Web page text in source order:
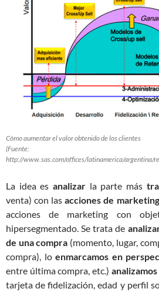
Cómo aumentar el valor obtenido de los clientes
(Fuente:
http://www.sas.com/offices/latinamerica/argentina/
La idea es analizar la parte más
venta) con lasacciones de marketing
acciones de marketing con
hipersegmentado. Se trata de
de una compra (momento, lugar,
compra), lo enmarcamos en
entre última compra, etc.)
tarjeta de fidelización, edad y perfil